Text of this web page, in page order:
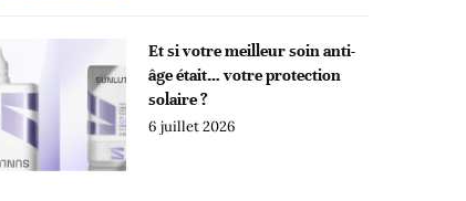
Et si votre meilleur soin anti-
âge était… votre protection
solaire ?
6 juillet 2026